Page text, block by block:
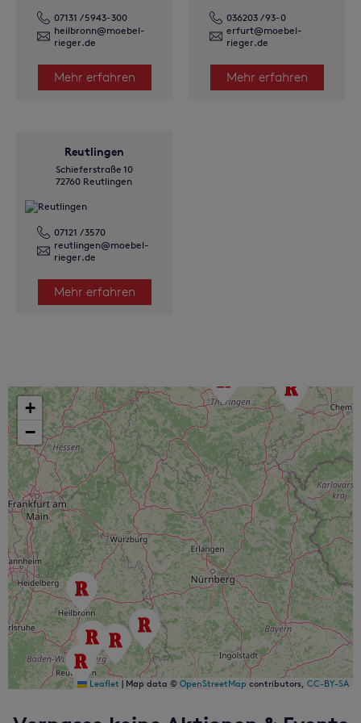
07131 / 5943-300
heilbronn@moebel-
rieger.de
Mehr erfahren
036203 / 93-0
erfurt@moebel-
rieger.de
Mehr erfahren
Reutlingen
Schieferstraße 10
72760 Reutlingen
07121 / 3570
reutlingen@moebel-
rieger.de
Mehr erfahren
+
−
Leaflet | Map data © OpenStreetMap contributors, CC-BY-SA